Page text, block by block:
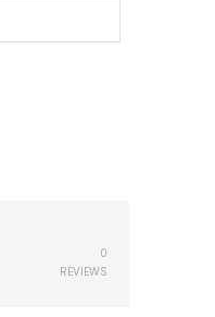
0
REVIEWS